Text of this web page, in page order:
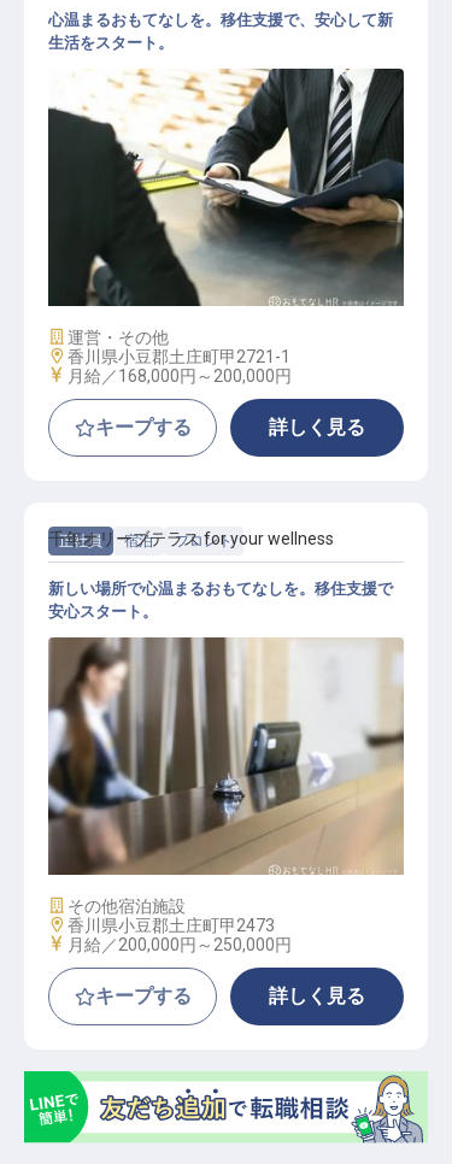
営業部
心温まるおもてなしを。移住支援で、安心して新
生活をスタート。
施設業態
運営・その他
勤務地
香川県小豆郡土庄町甲2721-1
給与
月給／168,000円～ 200,000円
キープする 詳しく見る
正社員 宿泊 フロント
受付・予約管理・オリーヴ製品の販
売をお任せ
千年オリーブテラス for your wellness
新しい場所で心温まるおもてなしを。移住支援で
安心スタート。
施設業態
その他宿泊施設
勤務地
香川県小豆郡土庄町甲2473
給与
月給／200,000円～ 250,000円
キープする 詳しく見る